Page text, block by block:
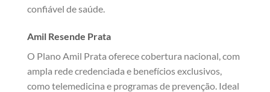
confiável de saúde.
Amil Resende Prata
O Plano Amil Prata oferece cobertura nacional, com
ampla rede credenciada e benefícios exclusivos,
como telemedicina e programas de prevenção. Ideal